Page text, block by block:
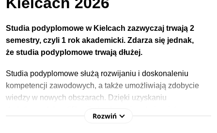
Studia podyplomowe w Kielcach zazwyczaj trwają 2
semestry, czyli 1 rok akademicki. Zdarza się jednak,
że studia podyplomowe trwają dłużej.
Studia podyplomowe służą rozwijaniu i doskonaleniu
kompetencji zawodowych, a także umożliwiają zdobycie
wiedzy w nowych obszarach. Dzięki uzyskaniu
możliwości rozwoju – może być to awans, wzrost
Rozwiń